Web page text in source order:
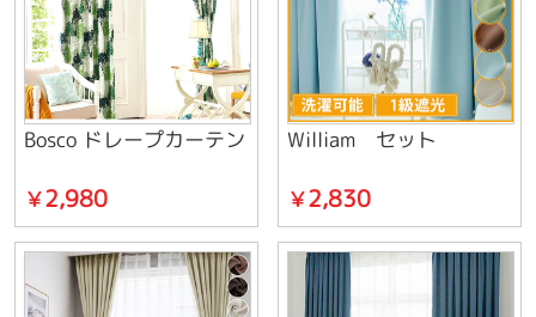
Вosco ドレープカーテン
￥2,980
William セット
￥2,830